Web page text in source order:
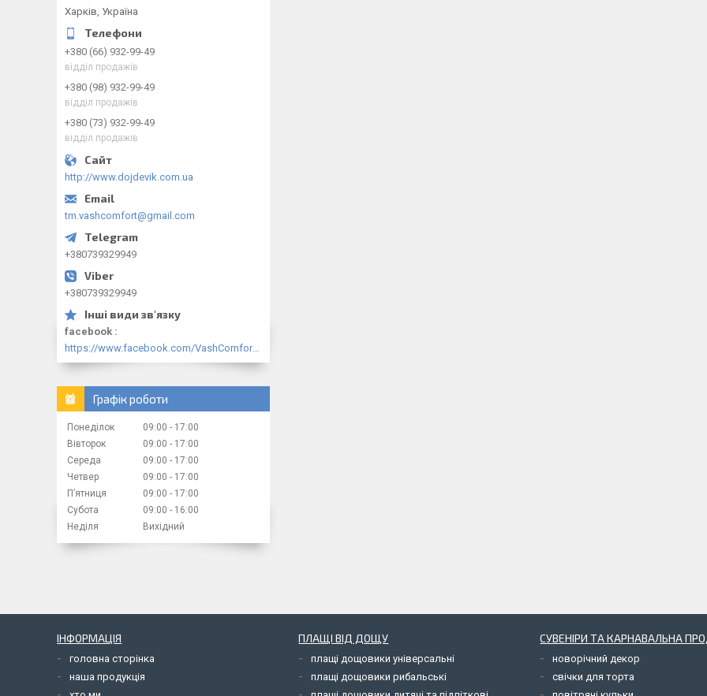
Харків, Україна
+380 (66) 932-99-49
відділ продажів
+380 (98) 932-99-49
відділ продажів
+380 (73) 932-99-49
відділ продажів
http://www.dojdevik.com.ua
tm.vashcomfort@gmail.com
+380739329949
+380739329949
facebook
https://www.facebook.com/VashComfort.ua/
Графік роботи
Понеділок 09:00
17:00
Вівторок
09:00
17:00
Середа
09:00
17:00
Четвер
09:00
17:00
Пʼятниця
09:00
17:00
Субота
09:00
16:00
Неділя
Вихідний
ІНФОРМАЦІЯ
головна сторінка
наша продукція
ПЛАЩІ ВІД ДОЩУ
плащі дощовики універсальні
плащі дощовики рибальські
СУВЕНІРИ ТА КАРНАВАЛЬНА
новорічний декор
свічки для торта